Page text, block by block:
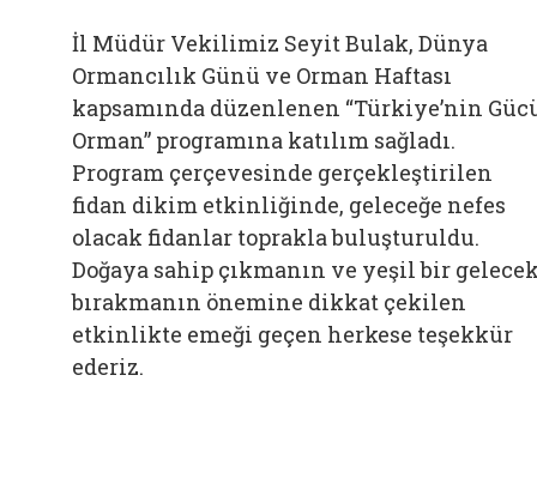
İl Müdür Vekilimiz Seyit Bulak, Dünya
Ormancılık Günü ve Orman Haftası
kapsamında düzenlenen “Türkiye’nin
Orman” programına katılım sağladı.
Program çerçevesinde gerçekleştirilen
fidan dikim etkinliğinde, geleceğe nefes
olacak fidanlar toprakla buluşturuldu.
Doğaya sahip çıkmanın ve yeşil bir
bırakmanın önemine dikkat çekilen
etkinlikte emeği geçen herkese teşekkür
ederiz.